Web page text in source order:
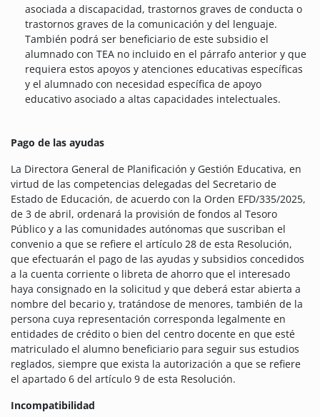
asociada a discapacidad, trastornos graves de conducta o
trastornos graves de la comunicación y del lenguaje.
También podrá ser beneficiario de este subsidio el
alumnado con TEA no incluido en el párrafo anterior y que
requiera estos apoyos y atenciones educativas específicas
y el alumnado con necesidad específica de apoyo
educativo asociado a altas capacidades intelectuales.
Pago de las ayudas
La Directora General de Planificación y Gestión Educativa, en
virtud de las competencias delegadas del Secretario de
Estado de Educación, de acuerdo con la Orden EFD/335/2025,
de 3 de abril, ordenará la provisión de fondos al Tesoro
Público y a las comunidades autónomas que suscriban el
convenio a que se refiere el artículo 28 de esta Resolución,
que efectuarán el pago de las ayudas y subsidios concedidos
a la cuenta corriente o libreta de ahorro que el interesado
haya consignado en la solicitud y que deberá estar abierta a
nombre del becario y, tratándose de menores, también de la
persona cuya representación corresponda legalmente en
entidades de crédito o bien del centro docente en que esté
matriculado el alumno beneficiario para seguir sus estudios
reglados, siempre que exista la autorización a que se refiere
el apartado 6 del artículo 9 de esta Resolución.
Incompatibilidad